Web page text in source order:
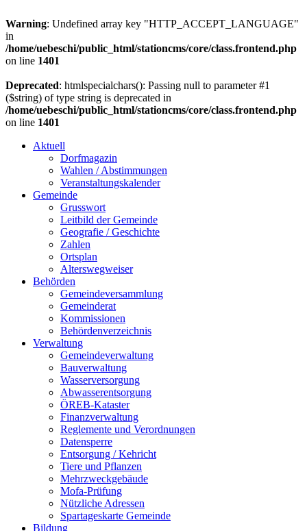
Warning: Undefined array key "HTTP_ACCEPT_LANGUAGE"
in
/home/uebeschi/public_html/stationcms/core/class.frontend.php
on line 1401
Deprecated: htmlspecialchars(): Passing null to parameter #1
($string) of type string is deprecated in
/home/uebeschi/public_html/stationcms/core/class.frontend.php
on line 1401
Aktuell
Dorfmagazin
Wahlen / Abstimmungen
Veranstaltungskalender
Gemeinde
Grusswort
Leitbild der Gemeinde
Geografie / Geschichte
Zahlen
Ortsplan
Alterswegweiser
Behörden
Gemeindeversammlung
Gemeinderat
Kommissionen
Behördenverzeichnis
Verwaltung
Gemeindeverwaltung
Bauverwaltung
Wasserversorgung
Abwasserentsorgung
ÖREB-Kataster
Finanzverwaltung
Reglemente und Verordnungen
Datensperre
Entsorgung / Kehricht
Tiere und Pflanzen
Mehrzweckgebäude
Mofa-Prüfung
Nützliche Adressen
Spartageskarte Gemeinde
Bildung